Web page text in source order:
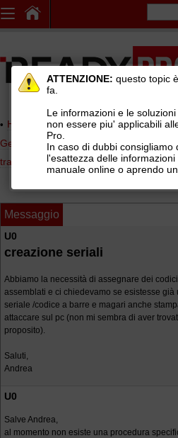
Home page> AREE DI SUPPORTO
Gestionale Ready Pro>Logistica, lotti
tracking
Lotti, matricole e numeri di
Messaggio
U0
creazione seriali
Abbiamo la necessità di assegnare dei
assemblati e ci chiedevamo se esistesse
seriale /codice a barre e magari anche
attaccare sul pc (non mi sembra di aver
proposito).
Saluti,
Andrea
U0
Salve Andrea,
al momento non esiste una procedura
ATTENZIONE: questo topic
fa.
Le informazioni e le
non essere piu' applicabili
Pro.
In caso di dubbi consigliamo
l'esattezza delle
manuale online o aprendo